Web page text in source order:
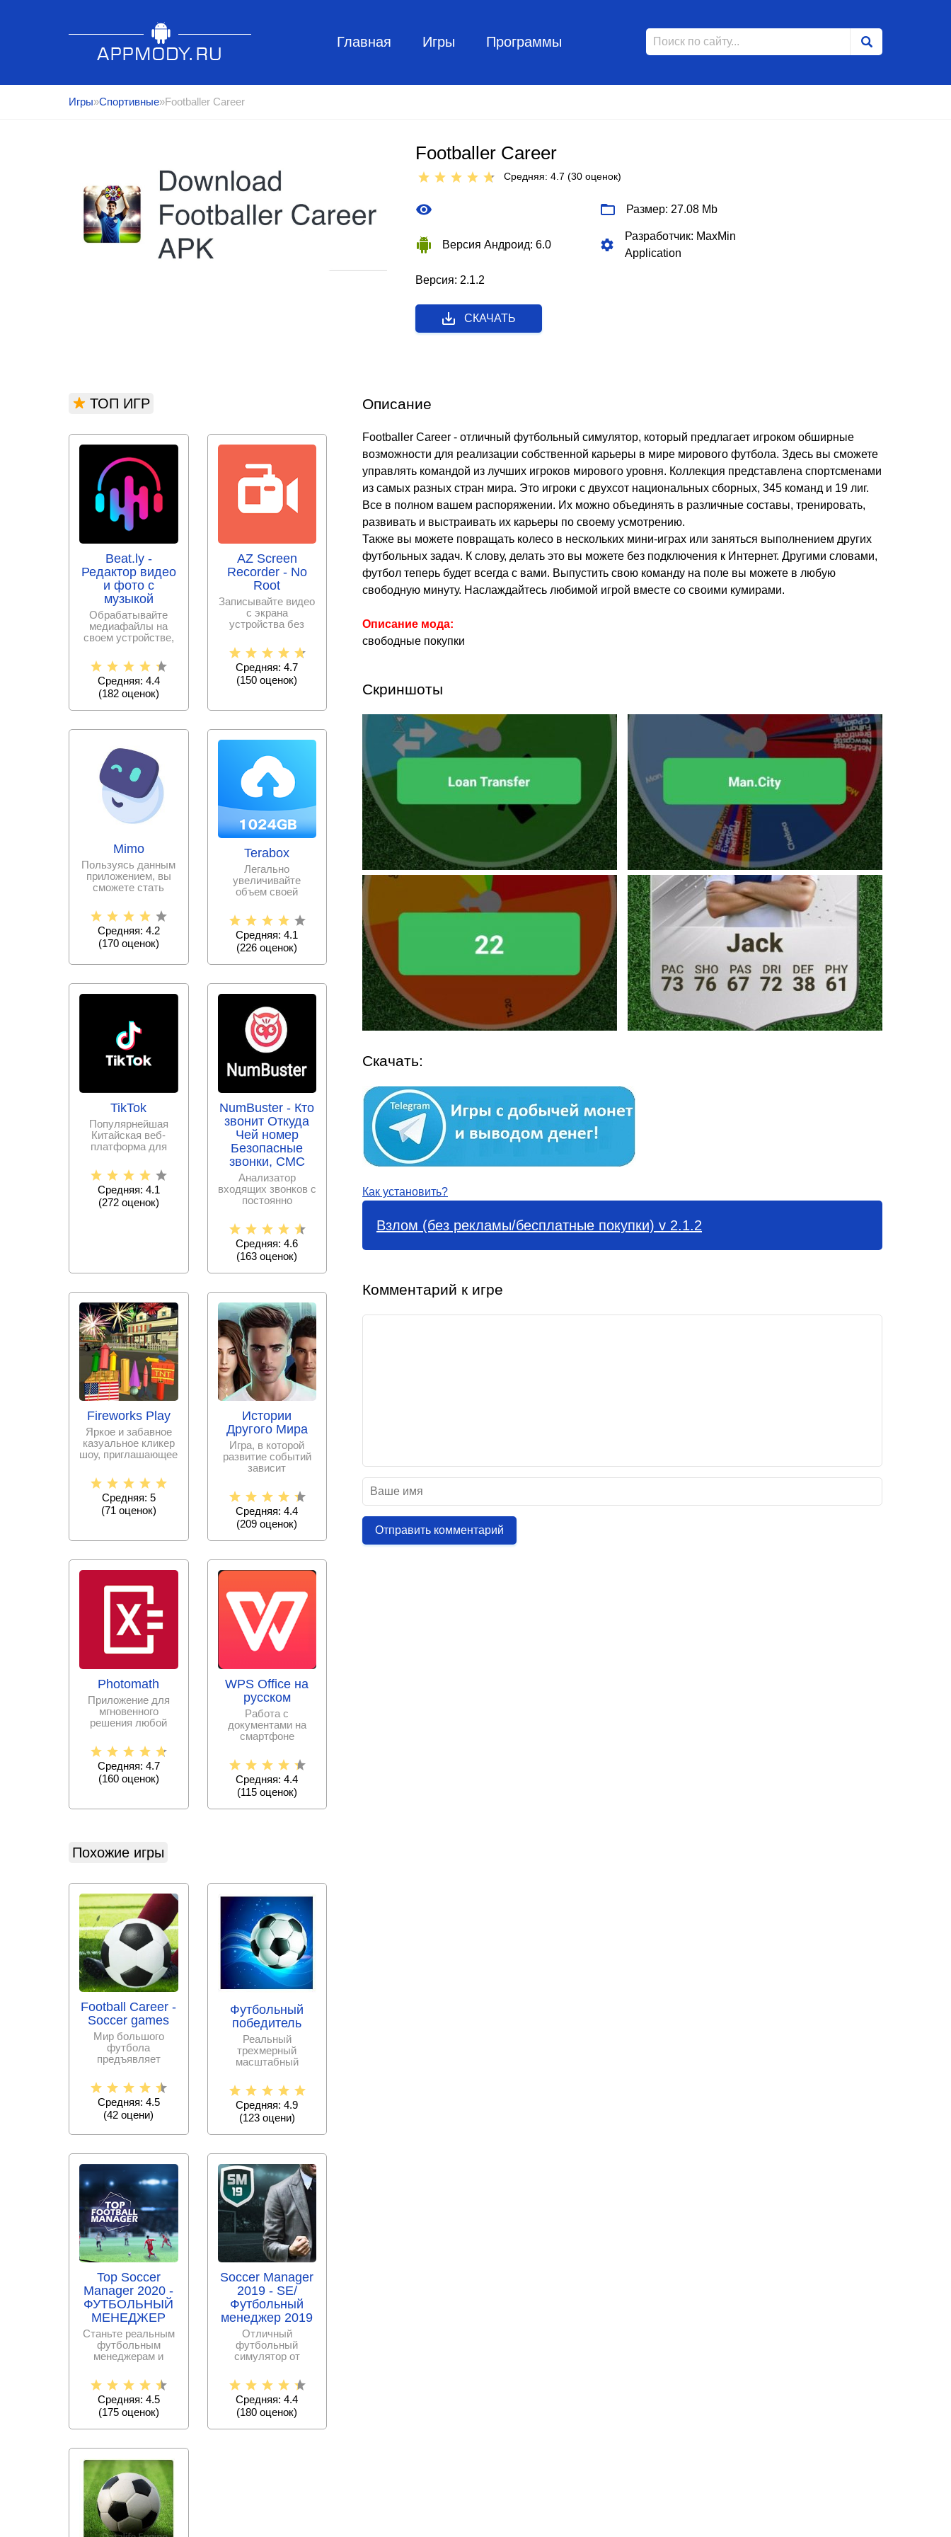
Главная Игры Программы
Игры»Спортивные»Footballer Career
Footballer Career
Средняя: 4.7 (30 оценок)
Размер: 27.08 Mb
Версия Андроид: 6.0
Разработчик: MaxMin
Application
Версия: 2.1.2
СКАЧАТЬ
Описание
Footballer Career - отличный футбольный симулятор, который предлагает игроком обширные
возможности для реализации собственной карьеры в мире мирового футбола. Здесь вы сможете
управлять командой из лучших игроков мирового уровня. Коллекция представлена спортсменами
из самых разных стран мира. Это игроки с двухсот национальных сборных, 345 команд и 19 лиг.
Все в полном вашем распоряжении. Их можно объединять в различные составы, тренировать,
развивать и выстраивать их карьеры по своему усмотрению.
Также вы можете повращать колесо в нескольких мини-играх или заняться выполнением других
футбольных задач. К слову, делать это вы можете без подключения к Интернет. Другими словами,
футбол теперь будет всегда с вами. Выпустить свою команду на поле вы можете в любую
свободную минуту. Наслаждайтесь любимой игрой вместе со своими кумирами.
Описание мода:
свободные покупки
Скриншоты
Скачать:
Как установить?
Взлом (без рекламы/бесплатные покупки) v 2.1.2
Комментарий к игре
Отправить комментарий
ТОП ИГР
Beat.ly -
Редактор видео
и фото с
музыкой
Обрабатывайте
медиафайлы на
своем устройстве,
музыкальное
Средняя: 4.4
(182оценок)
AZ Screen
Recorder - No
Root
Записывайте видео
с экрана
устройства без
хорошем качестве.
Снимайте
Средняя: 4.7
(150 оценок)
Mimo
Пользуясь данным
приложением, вы
сможете стать
сравнительно
Средняя: 4.2
(170оценок)
Terabox
Легально
увеличивайте
объем своей
всю необходимую
информацию и
Средняя: 4.1
(226 оценок)
TikTok
Популярнейшая
Китайская веб-
платформа для
публикации
коротких
видеороликов
Средняя: 4.1
(272оценок)
NumBuster - Кто
звонит Откуда
Чей номер
Безопасные
звонки, СМС
Анализатор
входящих звонков с
постоянно
спам – номеров,
Средняя: 4.6
(163 оценок)
Fireworks Play
Яркое и забавное
казуальное кликер
шоу, приглашающее
команды по
Средняя: 5
(71 оценок)
Истории
Другого Мира
Игра, в которой
развитие событий
зависит
принятых тобой
решениях.
Средняя: 4.4
(209 оценок)
Photomath
Приложение для
мгновенного
решения любой
задачи с
пошаговыми
Средняя: 4.7
(160оценок)
WPS Office на
русском
Работа с
документами на
смартфоне
проще с набором
офисных программ,
Средняя: 4.4
(115оценок)
Похожие игры
Football Career -
Soccer games
Мир большого
футбола
предъявляет
требования к тем,
кто хочет достичь
Средняя: 4.5
(42 оцени)
Футбольный
победитель
Реальный
трехмерный
масштабный
футбола, который
точно зайдет
любителям
Средняя: 4.9
(123оцени)
Top Soccer
Manager 2020 -
ФУТБОЛЬНЫЙ
МЕНЕДЖЕР
Станьте реальным
футбольным
менеджерам и
игроками по всему
миру, выводя
Средняя: 4.5
(175оценок)
Soccer Manager
2019 - SE/
Футбольный
менеджер 2019
Отличный
футбольный
симулятор от
Средняя: 4.4
(180 оценок)